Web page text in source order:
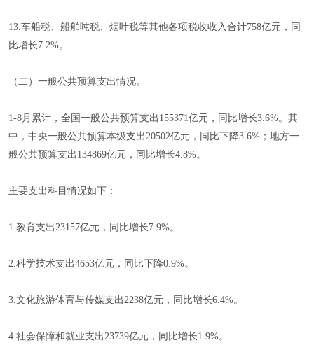
13.车船税、船舶吨税、烟叶税等其他各项税收收入合计758亿元，同
比增长7.2%。
（二）一般公共预算支出情况。
1-8月累计，全国一般公共预算支出155371亿元，同比增长3.6%。其
中，中央一般公共预算本级支出20502亿元，同比下降3.6%；地方一
般公共预算支出134869亿元，同比增长4.8%。
主要支出科目情况如下：
1.教育支出23157亿元，同比增长7.9%。
2.科学技术支出4653亿元，同比下降0.9%。
3.文化旅游体育与传媒支出2238亿元，同比增长6.4%。
4.社会保障和就业支出23739亿元，同比增长1.9%。